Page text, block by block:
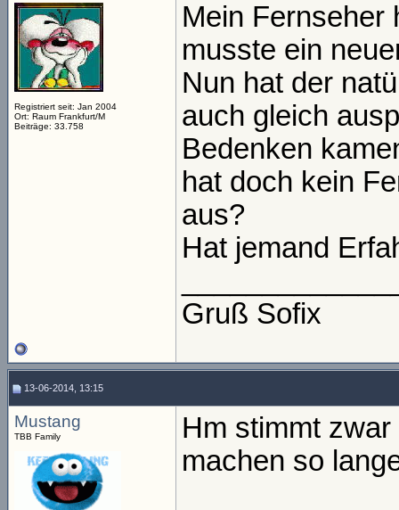
Registriert seit: Jan 2004
Ort: Raum Frankfurt/M
Beiträge: 33.758
Mein
musste ein
Nun hat der
auch gleich
Bedenken
hat doch kein
aus?
Hat jemand
Gruß Sofix
13-06-2014, 13:15
Mustang
TBB Family
Hm stimmt
machen so